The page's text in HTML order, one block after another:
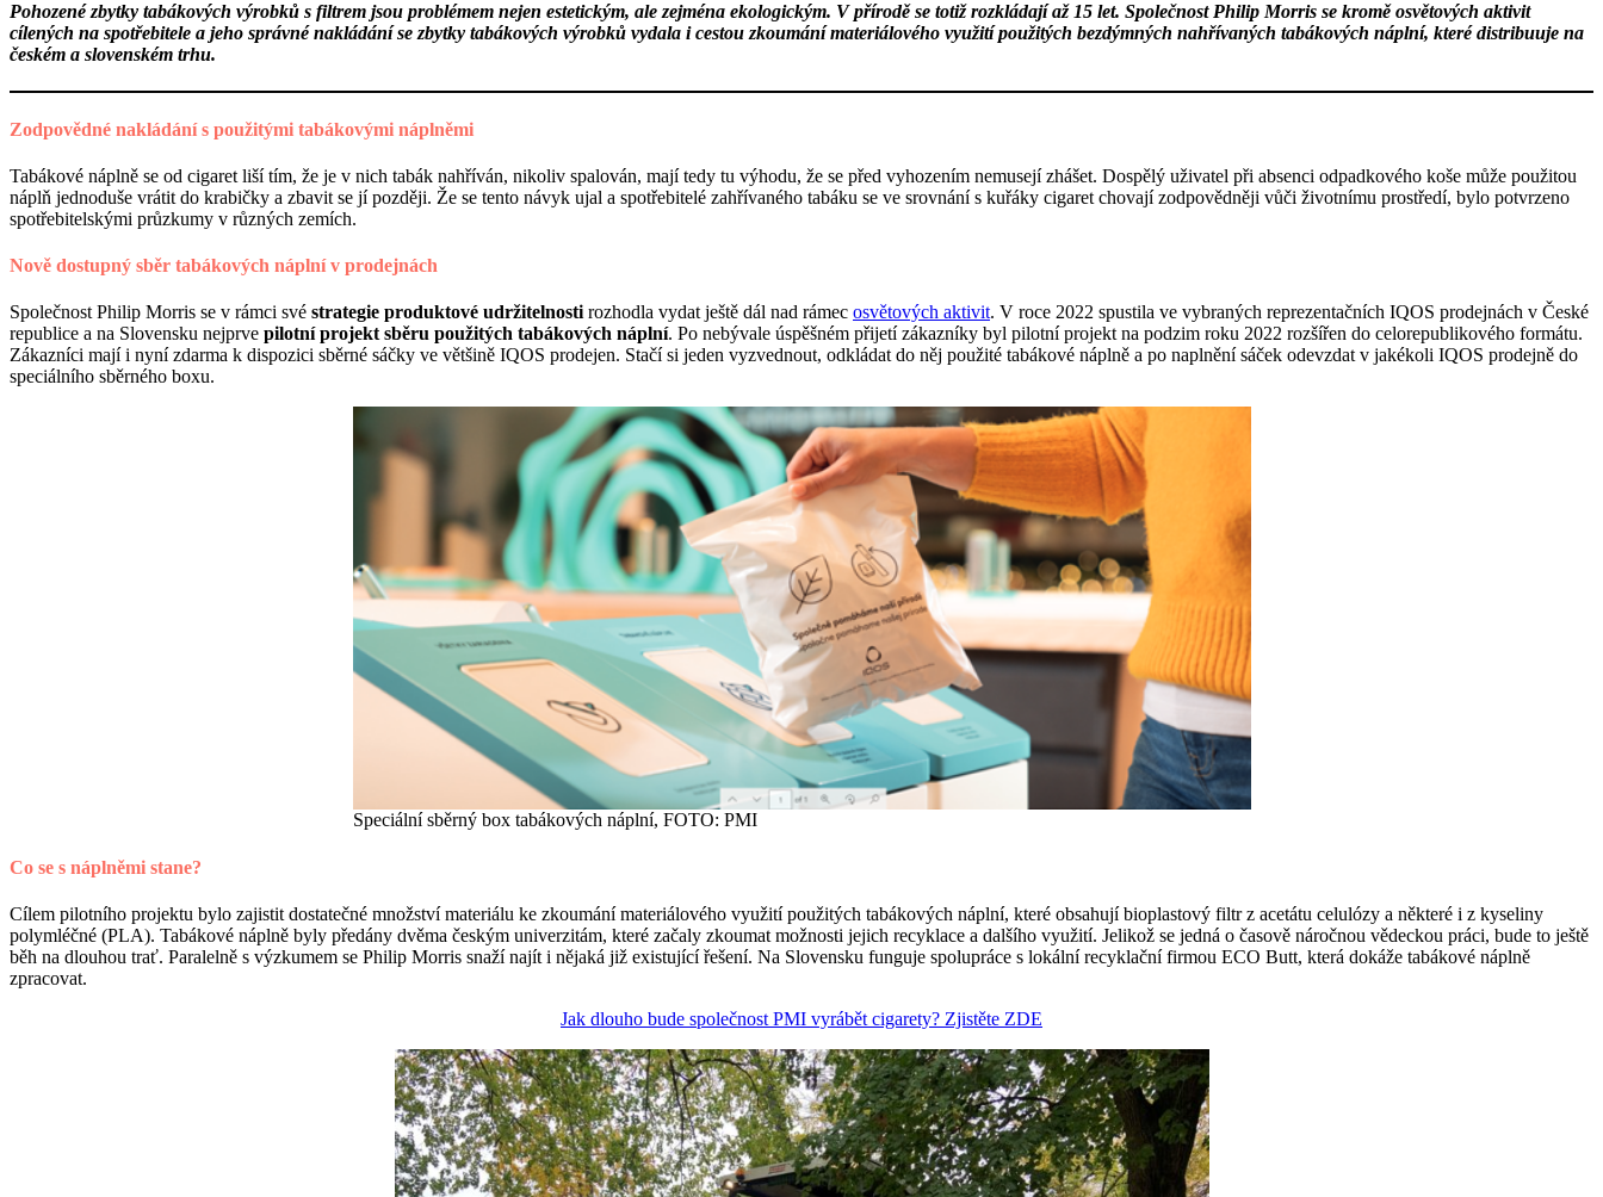
Pohozené zbytky tabákových výrobků s filtrem jsou problémem nejen estetickým, ale zejména ekologickým. V přírodě se totiž rozkládají až 15 let. Společnost Philip Morris se kromě osvětových aktivit
cílených na spotřebitele a jeho správné nakládání se zbytky tabákových výrobků vydala i cestou zkoumání materiálového využití použitých bezdýmných nahřívaných tabákových náplní, které distribuuje na
českém a slovenském trhu.
Zodpovědné nakládání s použitými tabákovými náplněmi
Tabákové náplně se od cigaret liší tím, že je v nich tabák nahříván, nikoliv spalován, mají tedy tu výhodu, že se před vyhozením nemusejí zhášet. Dospělý uživatel při absenci odpadkového koše může použitou
náplň jednoduše vrátit do krabičky a zbavit se jí později. Že se tento návyk ujal a spotřebitelé zahřívaného tabáku se ve srovnání s kuřáky cigaret chovají zodpovědněji vůči životnímu prostředí, bylo potvrzeno
spotřebitelskými průzkumy v různých zemích.
Nově dostupný sběr tabákových náplní v prodejnách
Společnost Philip Morris se v rámci své strategie produktové udržitelnosti rozhodla vydat ještě dál nad rámec osvětových aktivit. V roce 2022 spustila ve vybraných reprezentačních IQOS prodejnách v České
republice a na Slovensku nejprve pilotní projekt sběru použitých tabákových náplní. Po nebývale úspěšném přijetí zákazníky byl pilotní projekt na podzim roku 2022 rozšířen do celorepublikového formátu.
Zákazníci mají i nyní zdarma k dispozici sběrné sáčky ve většině IQOS prodejen. Stačí si jeden vyzvednout, odkládat do něj použité tabákové náplně a po naplnění sáček odevzdat v jakékoli IQOS prodejně do
speciálního sběrného boxu.
Speciální sběrný box tabákových náplní, FOTO: PMI
Co se s náplněmi stane?
Cílem pilotního projektu bylo zajistit dostatečné množství materiálu ke zkoumání materiálového využití použitých tabákových náplní, které obsahují bioplastový filtr z acetátu celulózy a některé i z kyseliny
polymléčné (PLA). Tabákové náplně byly předány dvěma českým univerzitám, které začaly zkoumat možnosti jejich recyklace a dalšího využití. Jelikož se jedná o časově náročnou vědeckou práci, bude to ještě
běh na dlouhou trať. Paralelně s výzkumem se Philip Morris snaží najít i nějaká již existující řešení. Na Slovensku funguje spolupráce s lokální recyklační firmou ECO Butt, která dokáže tabákové náplně
zpracovat.
Jak dlouho bude společnost PMI vyrábět cigarety? Zjistěte ZDE